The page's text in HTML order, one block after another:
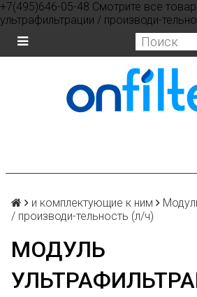
+7(495)646-05-48 Смотрите все
ультрафильтрации / производи-
и комплектующие к ним
/ производи-тельность (л/ч)
МОДУЛЬ